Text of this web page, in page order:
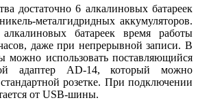
достаточно 6 алкалиновых батареек
металгидридных аккумуляторов.
батареек время работы
даже при непрерывной записи. В
можно использовать поставляющийся
адаптер AD-14, который можно
розетке. При подключении
от USB-шины.